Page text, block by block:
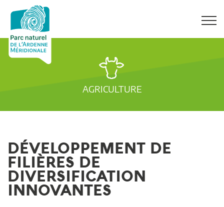
AGRICULTURE
DÉVELOPPEMENT DE
FILIÈRES DE
DIVERSIFICATION
INNOVANTES